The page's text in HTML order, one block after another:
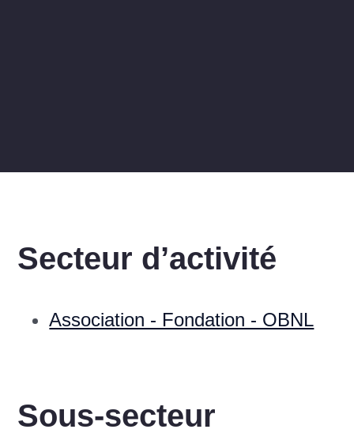
Secteur d’activité
Association - Fondation - OBNL
Sous-secteur